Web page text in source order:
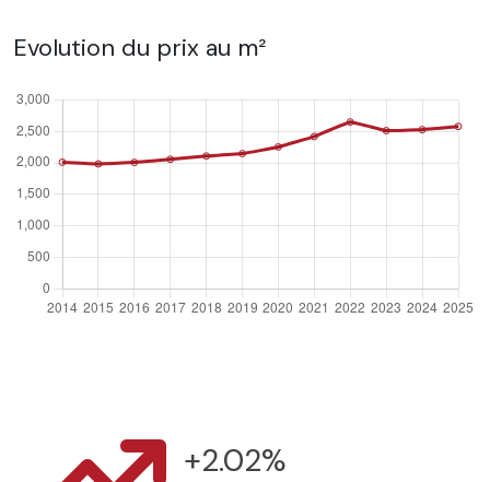
Evolution du prix au m²
+2.02%